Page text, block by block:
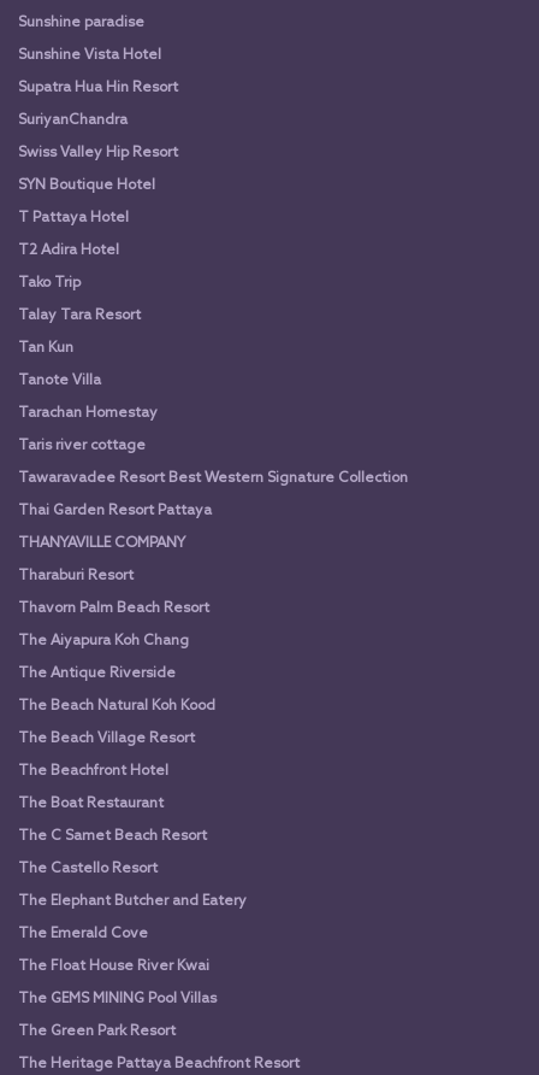
Sunshine paradise
Sunshine Vista Hotel
Supatra Hua Hin Resort
SuriyanChandra
Swiss Valley Hip Resort
SYN Boutique Hotel
T Pattaya Hotel
T2 Adira Hotel
Tako Trip
Talay Tara Resort
Tan Kun
Tanote Villa
Tarachan Homestay
Taris river cottage
Tawaravadee Resort Best Western Signature Collection
Thai Garden Resort Pattaya
THANYAVILLE COMPANY
Tharaburi Resort
Thavorn Palm Beach Resort
The Aiyapura Koh Chang
The Antique Riverside
The Beach Natural Koh Kood
The Beach Village Resort
The Beachfront Hotel
The Boat Restaurant
The C Samet Beach Resort
The Castello Resort
The Elephant Butcher and Eatery
The Emerald Cove
The Float House River Kwai
The GEMS MINING Pool Villas
The Green Park Resort
The Heritage Pattaya Beachfront Resort